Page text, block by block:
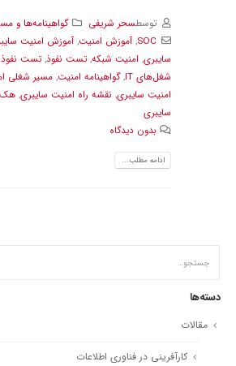
توسطسحر شریفی گواهینامه‌ها و
SOC
, آموزش امنیت, آموزش امنیت
سایبری, امنیت شبکه,تست نفوذ,تست
شغل‌های IT
,گواهینامه امنیت, مسیر شغلی
امنیت سایبری, نقشه راه امنیت سایبری, هک
سایبری
بدون دیدگاه
ادامه مطلب...
دسته‌ها
مقالات
کارآفرینی در فناوری اطلاعات